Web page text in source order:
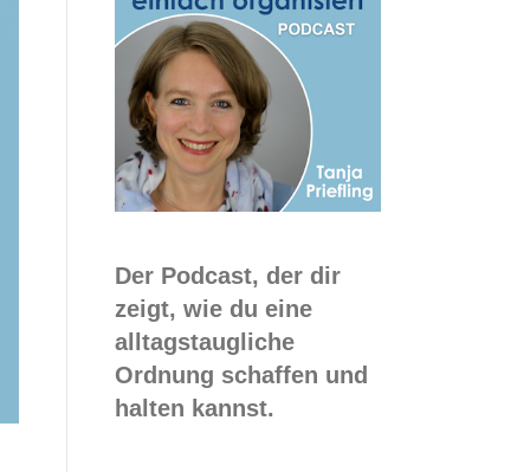
Der Podcast, der dir
zeigt, wie du eine
alltagstaugliche
Ordnung schaffen und
halten kannst.